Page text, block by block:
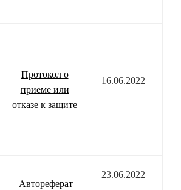
Протокол о
приеме или
отказе к защите
16.06.2022
Автореферат
23.06.2022